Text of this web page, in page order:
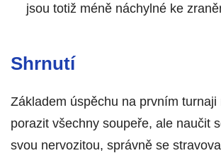
jsou totiž méně náchylné ke
Shrnutí
Základem úspěchu na prvním
porazit všechny soupeře, ale naučit
svou nervozitou, správně se